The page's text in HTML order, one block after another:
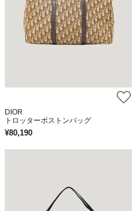
DIOR
トロッターボストンバッグ
¥80,190